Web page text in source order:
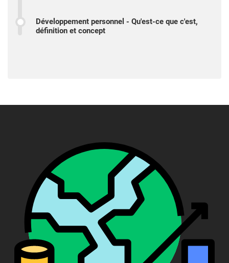
Développement personnel - Qu'est-ce que c'est,
définition et concept